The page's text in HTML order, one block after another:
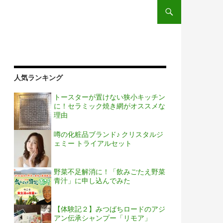
人気ランキング
トースターが置けない狭小キッチン
に！セラミック焼き網がオススメな
理由
噂の化粧品ブランド♪ クリスタルジ
ェミー トライアルセット
野菜不足解消に！「飲みごたえ野菜
青汁」に申し込んでみた
【体験記２】みつばちロードのアジ
アン伝承シャンプー「リモア」